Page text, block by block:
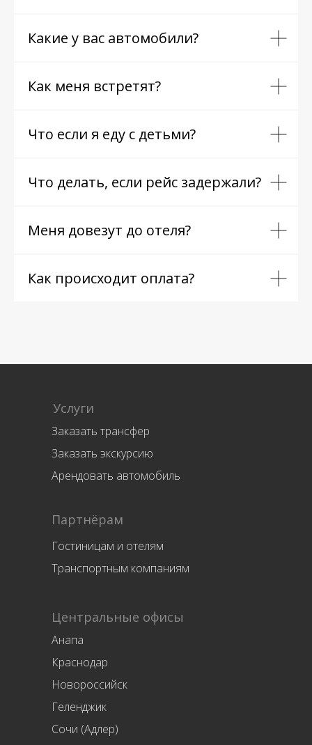
Какие у вас автомобили?
Как меня встретят?
Что если я еду с детьми?
Что делать, если рейс задержали?
Меня довезут до отеля?
Как происходит оплата?
Услуги
Центральные офисы
Заказать трансфер
Заказать экскурсию
Арендовать автомобиль
Анапа
Краснодар
Новороссийск
Геленджик
Сочи (Адлер)
Партнёрам
Гостиницам и отелям
Транспортным компаниям